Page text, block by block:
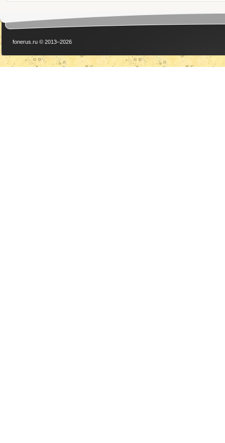
fonerus.ru © 2013–2026